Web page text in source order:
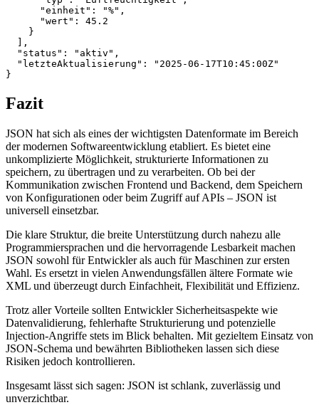
      "einheit": "%",
      "wert": 45.2
    }
  ],
  "status": "aktiv",
  "letzteAktualisierung": "2025-06-17T10:45:00Z"
Fazit
JSON hat sich als eines der wichtigsten Datenformate im Bereich
der modernen Softwareentwicklung etabliert. Es bietet eine
unkomplizierte Möglichkeit, strukturierte Informationen zu
speichern, zu übertragen und zu verarbeiten. Ob bei der
Kommunikation zwischen Frontend und Backend, dem Speichern
von Konfigurationen oder beim Zugriff auf APIs – JSON ist
universell einsetzbar.
Die klare Struktur, die breite Unterstützung durch nahezu alle
Programmiersprachen und die hervorragende Lesbarkeit machen
JSON sowohl für Entwickler als auch für Maschinen zur ersten
Wahl. Es ersetzt in vielen Anwendungsfällen ältere Formate wie
XML und überzeugt durch Einfachheit, Flexibilität und Effizienz.
Trotz aller Vorteile sollten Entwickler Sicherheitsaspekte wie
Datenvalidierung, fehlerhafte Strukturierung und potenzielle
Injection-Angriffe stets im Blick behalten. Mit gezieltem Einsatz von
JSON-Schema und bewährten Bibliotheken lassen sich diese
Risiken jedoch kontrollieren.
Insgesamt lässt sich sagen: JSON ist schlank, zuverlässig und
unverzichtbar.